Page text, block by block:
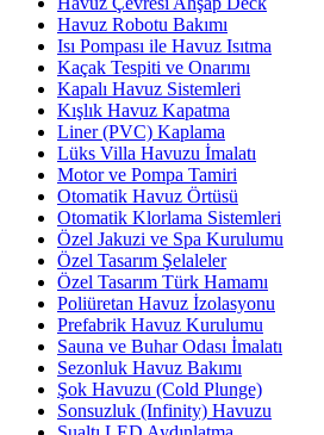
Havuz Robotu Bakımı
Isı Pompası ile Havuz Isıtma
Kaçak Tespiti ve Onarımı
Kapalı Havuz Sistemleri
Kışlık Havuz Kapatma
Liner (PVC) Kaplama
Lüks Villa Havuzu İmalatı
Motor ve Pompa Tamiri
Otomatik Havuz Örtüsü
Otomatik Klorlama Sistemleri
Özel Jakuzi ve Spa Kurulumu
Özel Tasarım Şelaleler
Özel Tasarım Türk Hamamı
Poliüretan Havuz İzolasyonu
Prefabrik Havuz Kurulumu
Sauna ve Buhar Odası İmalatı
Sezonluk Havuz Bakımı
Şok Havuzu (Cold Plunge)
Sonsuzluk (Infinity) Havuzu